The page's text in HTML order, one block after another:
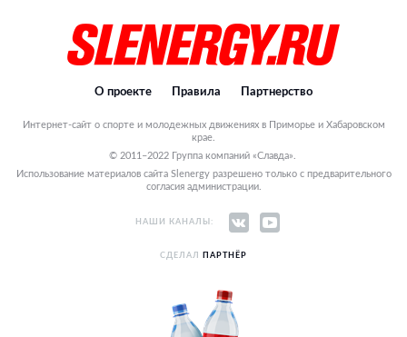
О проекте Правила Партнерство
Интернет-сайт о спорте и молодежных движениях в Приморье и Хабаровском
крае.
© 2011–2022 Группа компаний «Славда».
Использование материалов сайта Slenergy разрешено только с предварительного
согласия администрации.
НАШИ КАНАЛЫ:
СДЕЛАЛ ПАРТНЁР